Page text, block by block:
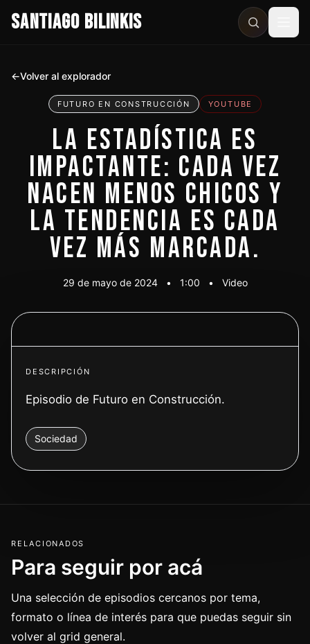
SANTIAGO BILINKIS
←Volver al explorador
FUTURO EN CONSTRUCCIÓN YOUTUBE
LA ESTADÍSTICA ES
IMPACTANTE: CADA VEZ
NACEN MENOS CHICOS Y
LA TENDENCIA ES CADA
VEZ MÁS MARCADA.
29 de mayo de 2024 • 1:00 • Video
DESCRIPCIÓN
Episodio de Futuro en Construcción.
Sociedad
RELACIONADOS
Para seguir por acá
Una selección de episodios cercanos por tema,
formato o línea de interés para que puedas seguir sin
volver al grid general.